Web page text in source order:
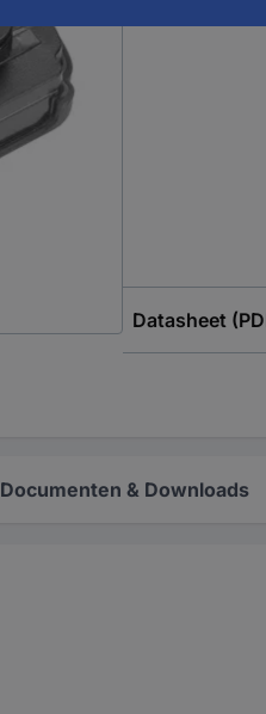
Datasheet
Documenten & Downloads